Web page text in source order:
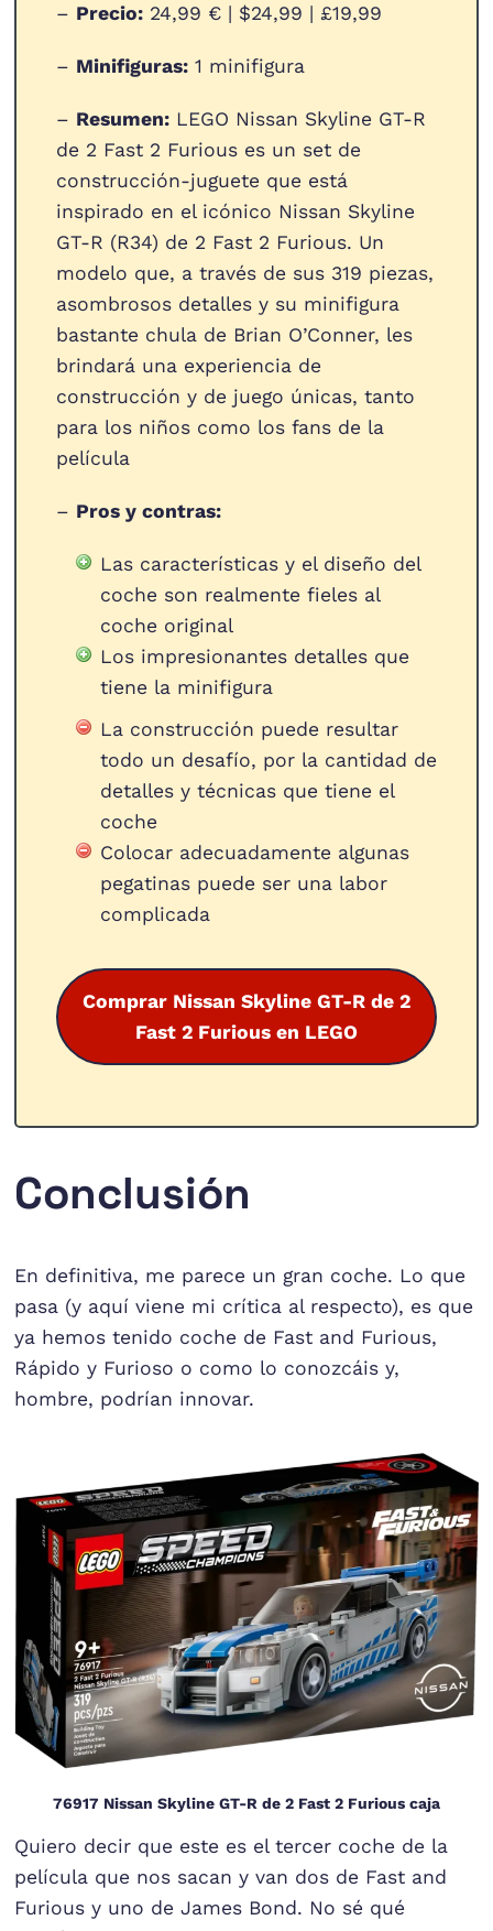
– Precio:24,99 € | $24,99 | £19,99
– Minifiguras:1 minifigura
– Resumen:LEGO Nissan Skyline GT-R
de 2 Fast 2 Furious es un set de
construcción-juguete que está
inspirado en el icónico Nissan Skyline
GT-R (R34) de 2 Fast 2 Furious. Un
modelo que, a través de sus 319 piezas,
asombrosos detalles y su minifigura
bastante chula de Brian O’Conner, les
brindará una experiencia de
construcción y de juego únicas, tanto
para los niños como los fans de la
película
– Pros y contras:
Las características y el diseño del
coche son realmente fieles al
coche original
Los impresionantes detalles que
tiene la minifigura
La construcción puede resultar
todo un desafío, por la cantidad de
detalles y técnicas que tiene el
coche
Colocar adecuadamente algunas
pegatinas puede ser una labor
complicada
Comprar Nissan Skyline GT-R de 2
Fast 2 Furious en LEGO
Conclusión
En definitiva, me parece un gran coche. Lo que
pasa (y aquí viene mi crítica al respecto), es que
ya hemos tenido coche de Fast and Furious,
Rápido y Furioso o como lo conozcáis y,
hombre, podrían innovar.
76917 Nissan Skyline GT-R de 2 Fast 2 Furious caja
Quiero decir que este es el tercer coche de la
película que nos sacan y van dos de Fast and
Furious y uno de James Bond. No sé qué